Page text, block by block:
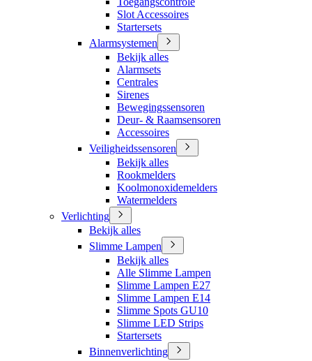
Slot Accessoires
Startersets
Alarmsystemen
Bekijk alles
Alarmsets
Centrales
Sirenes
Bewegingssensoren
Deur- & Raamsensoren
Accessoires
Veiligheidssensoren
Bekijk alles
Rookmelders
Koolmonoxidemelders
Watermelders
Verlichting
Bekijk alles
Slimme Lampen
Bekijk alles
Alle Slimme Lampen
Slimme Lampen E27
Slimme Lampen E14
Slimme Spots GU10
Slimme LED Strips
Startersets
Binnenverlichting